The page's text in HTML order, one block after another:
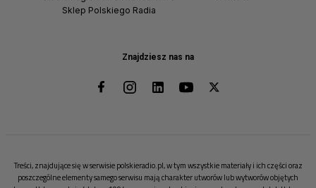
Znajdziesz nas na
Sklep Polskiego Radia
Treści, znajdujące się w serwisie polskieradio.pl, w tym wszystkie materiały i ich części oraz
poszczególne elementy samego serwisu mają charakter utworów lub wytworów objętych